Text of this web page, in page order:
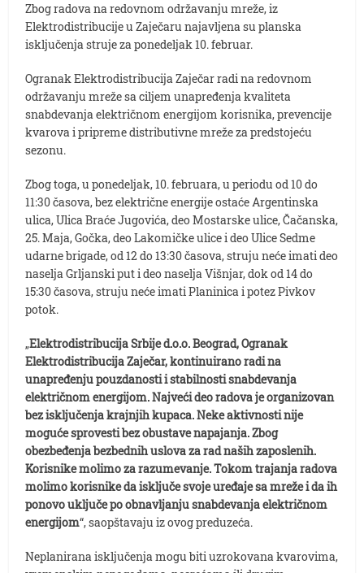
Zbog radova na redovnom održavanju mreže, iz
Elektrodistribucije u Zaječaru najavljena su planska
isključenja struje za ponedeljak 10. februar.
Ogranak Elektrodistribucija Zaječar radi na redovnom
održavanju mreže sa ciljem unapređenja kvaliteta
snabdevanja električnom energijom korisnika, prevencije
kvarova i pripreme distributivne mreže za predstojeću
sezonu.
Zbog toga, u ponedeljak, 10. februara, u periodu od 10 do
11:30 časova, bez električne energije ostaće Argentinska
ulica, Ulica Braće Jugovića, deo Mostarske ulice, Čačanska,
25. Maja, Gočka, deo Lakomičke ulice i deo Ulice Sedme
udarne brigade, od 12 do 13:30 časova, struju neće imati deo
naselja Grljanski put i deo naselja Višnjar, dok od 14 do
15:30 časova, struju neće imati Planinica i potez Pivkov
potok.
„Elektrodistribucija Srbije d.o.o. Beograd, Ogranak
Elektrodistribucija Zaječar, kontinuirano radi na
unapređenju pouzdanosti i stabilnosti snabdevanja
električnom energijom. Najveći deo radova je organizovan
bez isključenja krajnjih kupaca. Neke aktivnosti nije
moguće sprovesti bez obustave napajanja. Zbog
obezbeđenja bezbednih uslova za rad naših zaposlenih.
Korisnike molimo za razumevanje. Tokom trajanja radova
molimo korisnike da isključe svoje uređaje sa mreže i da ih
ponovo uključe po obnavljanju snabdevanja električnom
energijom“, saopštavaju iz ovog preduzeća.
Neplanirana isključenja mogu biti uzrokovana kvarovima,